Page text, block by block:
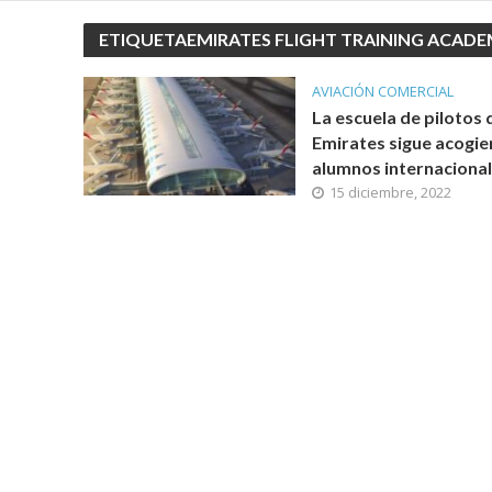
ETIQUETAEMIRATES FLIGHT TRAINING
AVIACIÓN COMERCIAL
La escuela de pilotos
Emirates sigue
alumnos
15 diciembre, 2022